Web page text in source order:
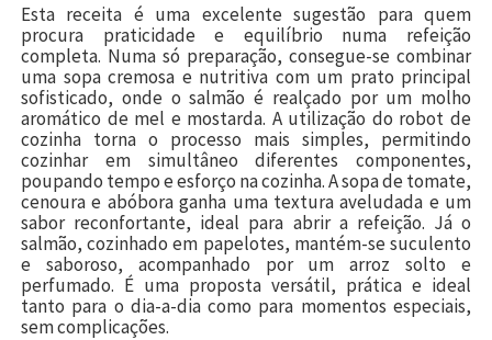
Esta receita é uma excelente sugestão para quem
procura praticidade e equilíbrio numa refeição
completa. Numa só preparação, consegue-se combinar
uma sopa cremosa e nutritiva com um prato principal
sofisticado, onde o salmão é realçado por um molho
aromático de mel e mostarda. A utilização do robot de
cozinha torna o processo mais simples, permitindo
cozinhar em simultâneo diferentes componentes,
poupando tempo e esforço na cozinha. A sopa de tomate,
cenoura e abóbora ganha uma textura aveludada e um
sabor reconfortante, ideal para abrir a refeição. Já o
salmão, cozinhado em papelotes, mantém-se suculento
e saboroso, acompanhado por um arroz solto e
perfumado. É uma proposta versátil, prática e ideal
tanto para o dia-a-dia como para momentos especiais,
sem complicações.